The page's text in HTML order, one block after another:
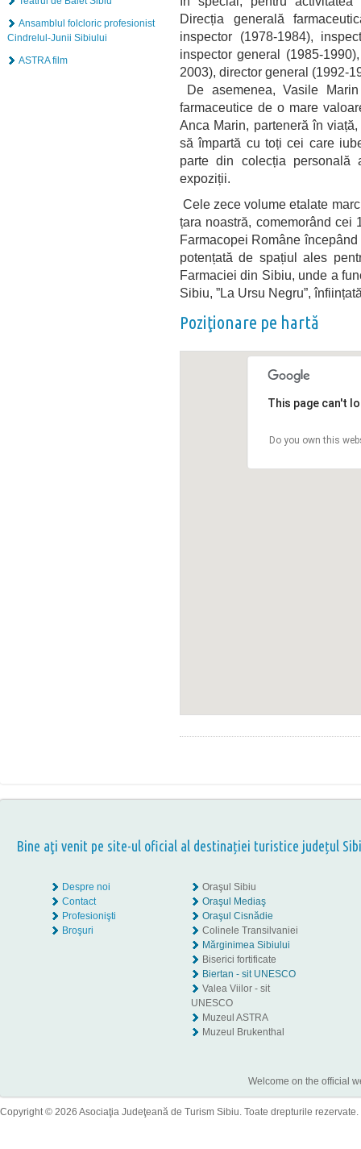
Ansamblul folcloric profesionist
Cindrelul-Junii Sibiului
ASTRA film
Direcția generală
inspector (1978-1984),
inspector general (1985-
2003), director general (1992-
De asemenea, Vasile
farmaceutice de o mare
Anca Marin, parteneră în
să împartă cu toți cei care
parte din colecția personală
expoziții.
Cele zece volume etalate
țara noastră, comemorând
Farmacopei Române
potențată de spațiul ales
Farmaciei din Sibiu, unde a
Sibiu, ”La Ursu Negru”,
Poziţionare pe hartă
This page can't
Do you own this
Bine aţi venit pe site-ul oficial al destinației turistice județul
Despre noi
Contact
Profesionişti
Broşuri
Oraşul Sibiu
Oraşul Mediaş
Oraşul Cisnădie
Colinele Transilvaniei
Mărginimea Sibiului
Biserici fortificate
Biertan - sit UNESCO
Valea Viilor - sit
UNESCO
Muzeul ASTRA
Muzeul Brukenthal
Welcome on the official
Copyright © 2026 Asociaţia Judeţeană de Turism Sibiu. Toate drepturile rezervate.